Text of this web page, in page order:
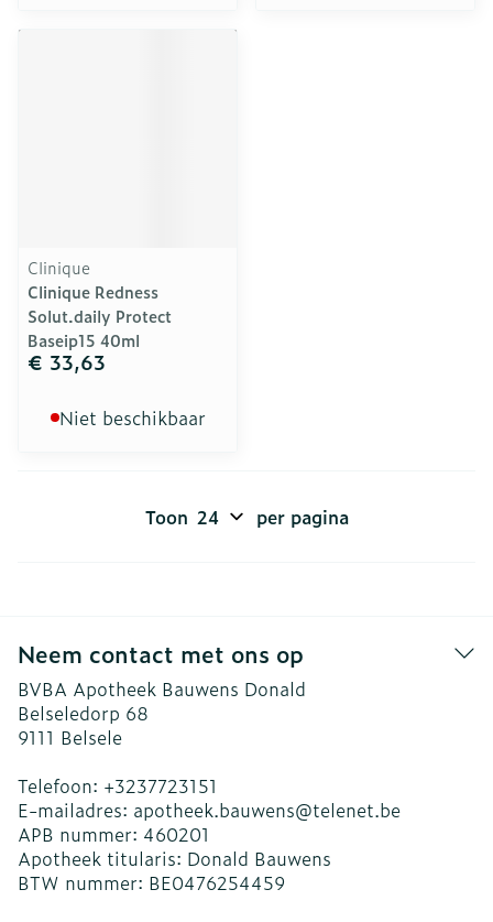
Clinique
Clinique Redness
Solut.daily Protect
Baseip15 40ml
€ 33,63
Niet beschikbaar
Toon per pagina
Neem contact met ons op
BVBA Apotheek Bauwens Donald
Belseledorp 68
9111 Belsele
Telefoon: +3237723151
E-mailadres: apotheek.bauwens@telenet.be
APB nummer: 460201
Apotheek titularis: Donald Bauwens
BTW nummer: BE0476254459